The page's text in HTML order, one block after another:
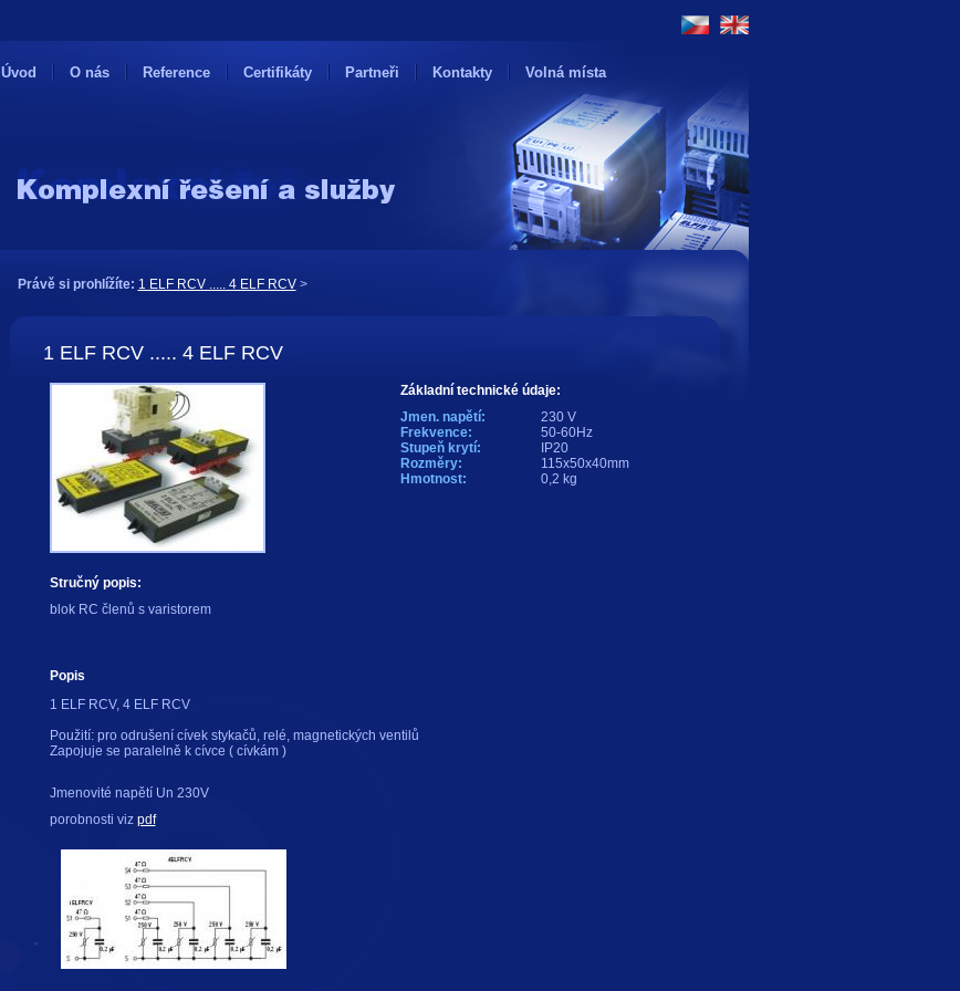
Úvod O nás Reference Certifikáty Partneři Kontakty Volná místa
Právě si prohlížíte: 1 ELF RCV ..... 4 ELF RCV>
1 ELF RCV ..... 4 ELF RCV
Stručný popis:
blok RC členů s varistorem
Základní technické údaje:
Jmen. napětí:
230 V
Frekvence:
50-60Hz
Stupeň krytí:
IP20
Rozměry:
115x50x40mm
Hmotnost:
0,2 kg
Popis
1 ELF RCV, 4 ELF RCV
Použití: pro odrušení cívek stykačů, relé, magnetických ventilů
Zapojuje se paralelně k cívce ( cívkám )
Jmenovité napětí Un 230V
porobnosti viz pdf